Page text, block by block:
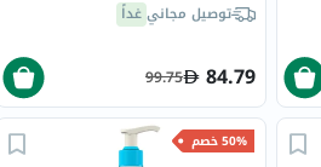
توصيل مجانيغداً
84.79
99.75
50% خصم